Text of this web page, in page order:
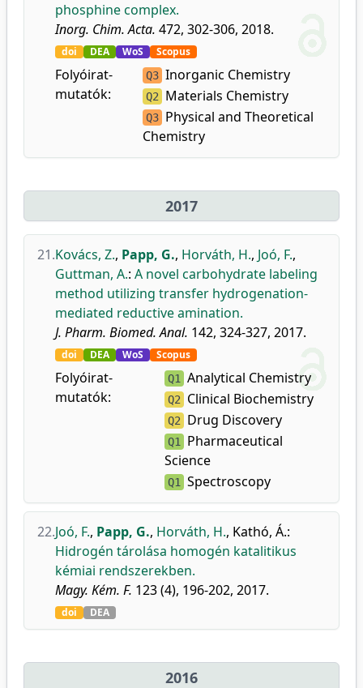
phosphine complex.
Inorg. Chim. Acta. 472, 302-306, 2018.
doi DEA WoS Scopus
Folyóirat-
mutatók:
Q3 Inorganic Chemistry
Q2 Materials Chemistry
Q3 Physical and Theoretical
Chemistry
2017
21.Kovács, Z., Papp, G., Horváth, H., Joó, F.,
Guttman, A.: A novel carbohydrate labeling
method utilizing transfer hydrogenation-
mediated reductive amination.
J. Pharm. Biomed. Anal. 142, 324-327, 2017.
doi DEA WoS Scopus
Folyóirat-
mutatók:
Q1 Analytical Chemistry
Q2 Clinical Biochemistry
Q2 Drug Discovery
Q1 Pharmaceutical
Science
Q1 Spectroscopy
22.Joó, F., Papp, G., Horváth, H., Kathó, Á.:
Hidrogén tárolása homogén katalitikus
kémiai rendszerekben.
Magy. Kém. F. 123 (4), 196-202, 2017.
doi DEA
2016